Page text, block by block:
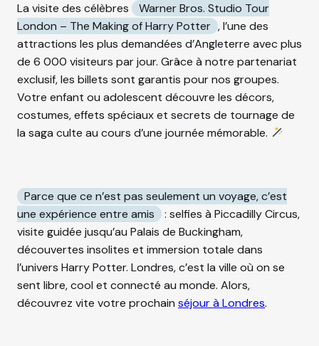
La visite des célèbres
Warner Bros. Studio Tour
London – The Making of Harry Potter , l’une des
attractions les plus demandées d’Angleterre avec plus
de 6 000 visiteurs par jour. Grâce à notre partenariat
exclusif, les billets sont garantis pour nos groupes.
Votre enfant ou adolescent découvre les décors,
costumes, effets spéciaux et secrets de tournage de
la saga culte au cours d’une journée mémorable.
Parce que ce n’est pas seulement un voyage, c’est
une expérience entre amis
: selfies à Piccadilly Circus,
visite guidée jusqu’au Palais de Buckingham,
découvertes insolites et immersion totale dans
l’univers Harry Potter. Londres, c’est la ville où on se
sent libre, cool et connecté au monde. Alors,
découvrez vite votre prochain séjour à Londres.